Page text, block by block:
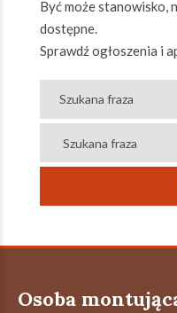
Być może stanowisko,
dostępne.
Sprawdź ogłoszenia i
Osoba